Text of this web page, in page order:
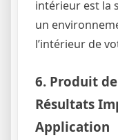
intérieur est la
un
l’intérieur de
6. Produit
Résultats
Application